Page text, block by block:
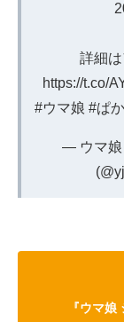
詳細
https://t.co/
#ウマ娘 #ぱ
— ウマ娘
『ウマ